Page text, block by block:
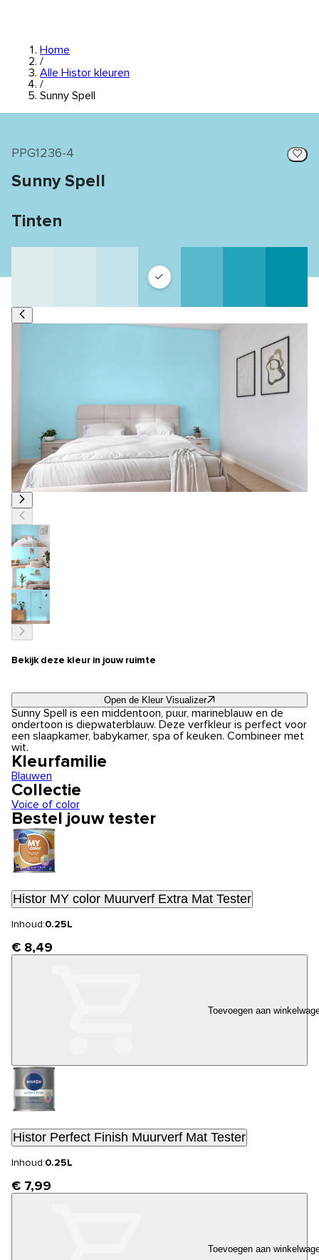
Home
/
Alle Histor kleuren
/
Sunny Spell
PPG1236-4
Sunny Spell
Tinten
Bekijk deze kleur in jouw ruimte
Open de Kleur Visualizer
Sunny Spell is een middentoon, puur, marineblauw en de
ondertoon is diepwaterblauw. Deze verfkleur is perfect voor
een slaapkamer, babykamer, spa of keuken. Combineer met
wit.
Kleurfamilie
Blauwen
Collectie
Voice of color
Bestel jouw tester
Histor MY color Muurverf Extra Mat Tester
Inhoud:0.25L
€ 8,49
Toevoegen aan
Histor Perfect Finish Muurverf Mat Tester
Inhoud:0.25L
€ 7,99
Toevoegen aan